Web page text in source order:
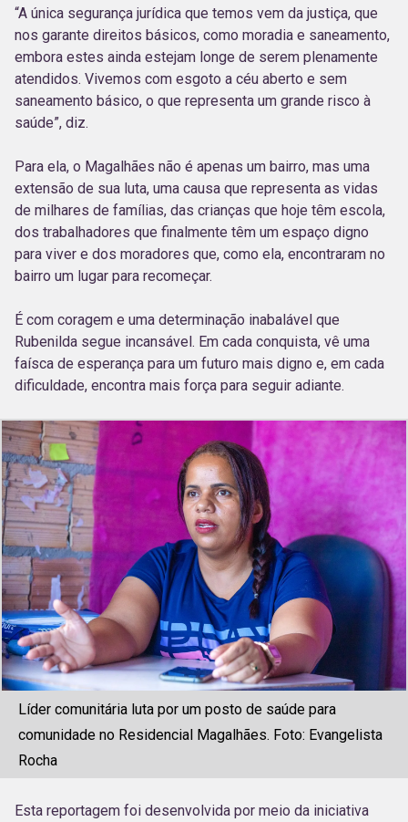
“A única segurança jurídica que temos vem da justiça, que
nos garante direitos básicos, como moradia e saneamento,
embora estes ainda estejam longe de serem plenamente
atendidos. Vivemos com esgoto a céu aberto e sem
saneamento básico, o que representa um grande risco à
saúde”, diz.
Para ela, o Magalhães não é apenas um bairro, mas uma
extensão de sua luta, uma causa que representa as vidas
de milhares de famílias, das crianças que hoje têm escola,
dos trabalhadores que finalmente têm um espaço digno
para viver e dos moradores que, como ela, encontraram no
bairro um lugar para recomeçar.
É com coragem e uma determinação inabalável que
Rubenilda segue incansável. Em cada conquista, vê uma
faísca de esperança para um futuro mais digno e, em cada
dificuldade, encontra mais força para seguir adiante.
Líder comunitária luta por um posto de saúde para
comunidade no Residencial Magalhães. Foto: Evangelista
Rocha
Esta reportagem foi desenvolvida por meio da iniciativa